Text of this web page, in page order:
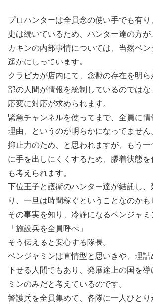
プロハンターは全員念の使い手でも有
史は続いているため、ハンター達の方が
カキンの内部事情については、当然ベ
遥かにしっています。
クラピカが店内にて、念獣の存在を明
部の人間が情報を統制しているのでは
応変に対応が求められます。
緊急チャンネルを使ってまで、全員に
理由、というのが明らかになってません
抑止力のため、と思われますが、もう一
に手を出しにくくするため、膠着状態を
も考えられます。
下位王子と護衛のハンター達が結託し、
り、一旦は時間稼ぐということなのかも
その事実を知り、冷静になるベンジャミ
「施設兵を全員呼べ」
そう伝えると安心する隊長。
ベンジャミンは直情型と思いきや、理詰
下せる人間でもあり、発展途上の国を導
ミンのみだと考えているのです。
警護兵を全員集めて、各隊に一人ひと